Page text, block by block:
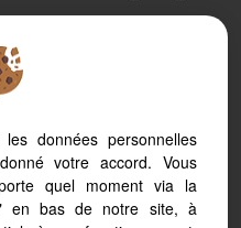
de lecture permanent, depuis
ou votre smartphone, notre site
aux différents types d'écrans
données personnelles
votre accord. Vous
quel moment via la
en bas de notre site, à